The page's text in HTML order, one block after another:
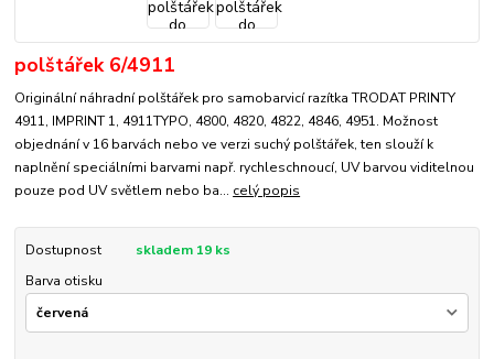
polštářek 6/4911
Originální náhradní polštářek pro samobarvicí razítka TRODAT PRINTY
4911, IMPRINT 1, 4911TYPO, 4800, 4820, 4822, 4846, 4951. Možnost
objednání v 16 barvách nebo ve verzi suchý polštářek, ten slouží k
naplnění speciálními barvami např. rychleschnoucí, UV barvou viditelnou
pouze pod UV světlem nebo ba... celý popis
Dostupnost
skladem 19 ks
Barva otisku